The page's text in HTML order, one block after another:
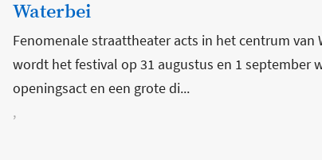
Waterbei
Fenomenale straattheater acts in het centrum van
wordt het festival op 31 augustus en 1 september
openingsact en een grote di...
,